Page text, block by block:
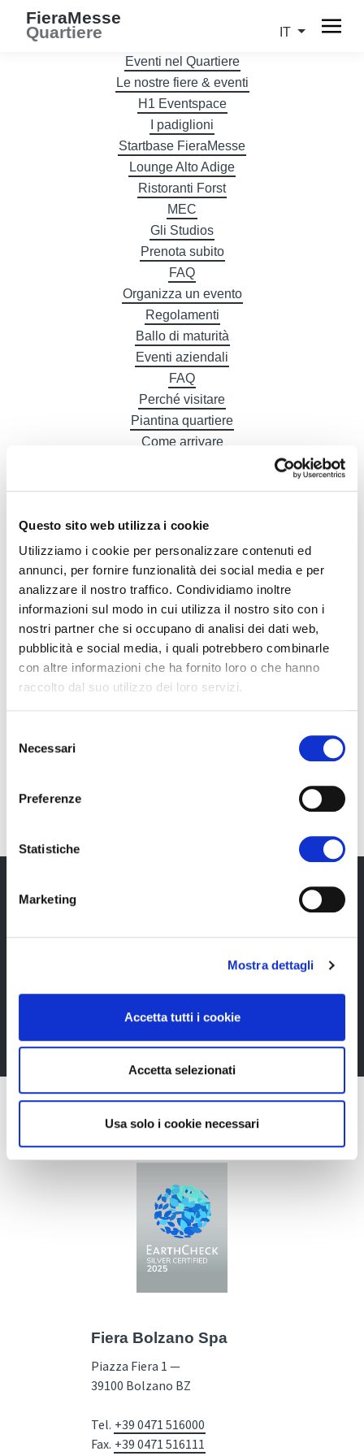
Questo sito web utilizza i cookie
Utilizziamo i cookie per personalizzare contenuti ed
annunci, per fornire funzionalità dei social media e per
analizzare il nostro traffico. Condividiamo inoltre
informazioni sul modo in cui utilizza il nostro sito con i
nostri partner che si occupano di analisi dei dati web,
pubblicità e social media, i quali potrebbero combinarle
con altre informazioni che ha fornito loro o che hanno
raccolto dal suo utilizzo dei loro servizi.
delNecessari
Preferenze
Statistiche
Marketing
Mostra dettagli
Accetta tutti i cookie
Accetta selezionati
Usa solo i cookie necessari
FieraMesse
Quartiere IT
Eventi nel Quartiere
Le nostre fiere & eventi
H1 Eventspace
I padiglioni
Startbase FieraMesse
Lounge Alto Adige
Ristoranti Forst
MEC
Gli Studios
Prenota subito
FAQ
Organizza un evento
Regolamenti
Ballo di maturità
Eventi aziendali
FAQ
Perché visitare
Piantina quartiere
Come arrivare
DE
Rimani sempre aggiornata*o sui nostri eventi, ricevi
informazioni utili in anteprima! Naturalmente senza
alcun costo.
Fiera Bolzano Spa
Piazza Fiera 1 —
39100 Bolzano BZ
Tel. +39 0471 516000
Fax. +39 0471 516111